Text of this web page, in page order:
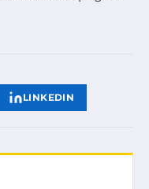
LINKEDIN